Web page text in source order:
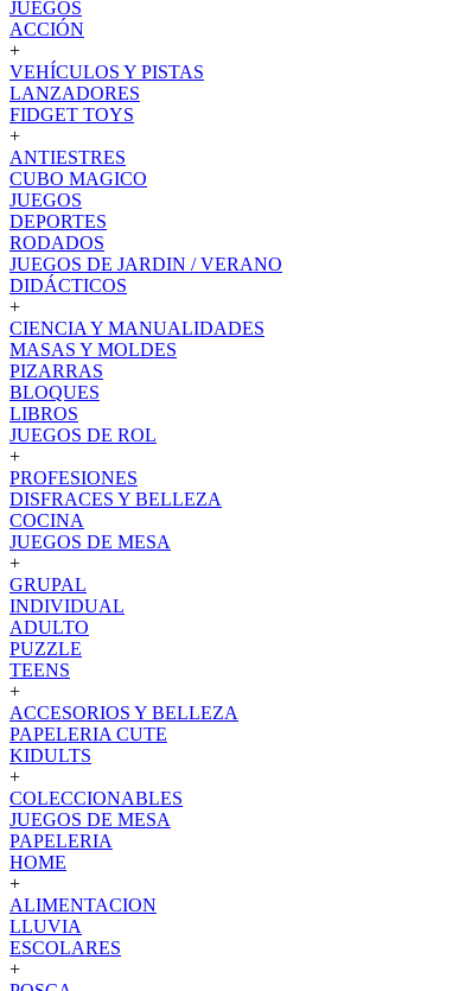
JUEGOS
ACCIÓN
+
VEHÍCULOS Y PISTAS
LANZADORES
FIDGET TOYS
+
ANTIESTRES
CUBO MAGICO
JUEGOS
DEPORTES
RODADOS
JUEGOS DE JARDIN / VERANO
DIDÁCTICOS
+
CIENCIA Y MANUALIDADES
MASAS Y MOLDES
PIZARRAS
BLOQUES
LIBROS
JUEGOS DE ROL
+
PROFESIONES
DISFRACES Y BELLEZA
COCINA
JUEGOS DE MESA
+
GRUPAL
INDIVIDUAL
ADULTO
PUZZLE
TEENS
+
ACCESORIOS Y BELLEZA
PAPELERIA CUTE
KIDULTS
+
COLECCIONABLES
JUEGOS DE MESA
PAPELERIA
HOME
+
ALIMENTACION
LLUVIA
ESCOLARES
+